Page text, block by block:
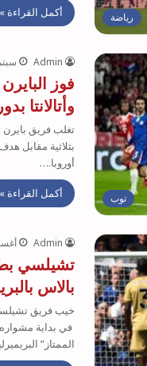
رياضة أكمل القراءة »
توب
Admin سبتمبر
فوز
وأتالانتا
تغلب فريق بايرن
بثلاثية مقابل
أوروبا.…
أكمل القراءة »
Admin أغسطس
تشيلسي
بالاس
خيب فريق
في بداية
الممتاز”